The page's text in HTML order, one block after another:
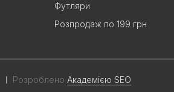
Футляри
Розпродаж по 199 грн
Розроблено Академією SEO